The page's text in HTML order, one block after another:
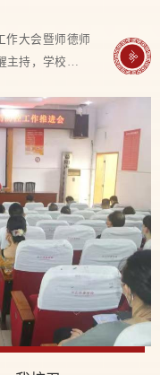
作大会暨师德师
持，学校党委